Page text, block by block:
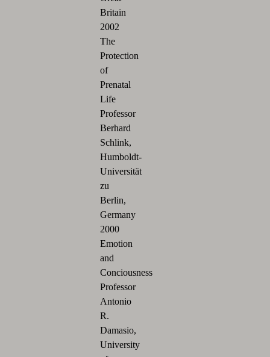
Britain
2002
The
Protection
of
Prenatal
Life
Professor
Berhard
Schlink,
Humboldt-
Universität
zu
Berlin,
Germany
2000
Emotion
and
Conciousness
Professor
Antonio
R.
Damasio,
University